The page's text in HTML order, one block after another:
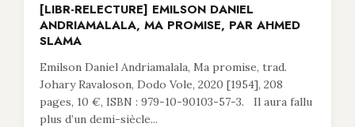
[LIBR-RELECTURE] EMILSON DANIEL
ANDRIAMALALA, MA PROMISE, PAR AHMED
SLAMA
Emilson Daniel Andriamalala, Ma promise, trad.
Johary Ravaloson, Dodo Vole, 2020 [1954], 208
pages, 10 €, ISBN : 979-10-90103-57-3. Il aura fallu
plus d’un demi-siècle...